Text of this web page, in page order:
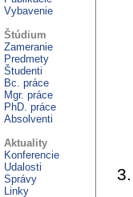
Vybavenie
Štúdium
Zameranie
Predmety
Študenti
Bc. práce
Mgr. práce
PhD. práce
Absolventi
Aktuality
Konferencie
Udalosti
Správy
Linky